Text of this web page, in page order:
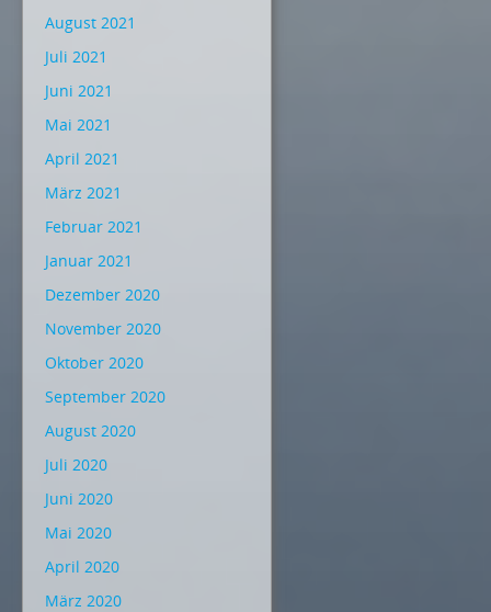
August 2021
Juli 2021
Juni 2021
Mai 2021
April 2021
März 2021
Februar 2021
Januar 2021
Dezember 2020
November 2020
Oktober 2020
September 2020
August 2020
Juli 2020
Juni 2020
Mai 2020
April 2020
März 2020